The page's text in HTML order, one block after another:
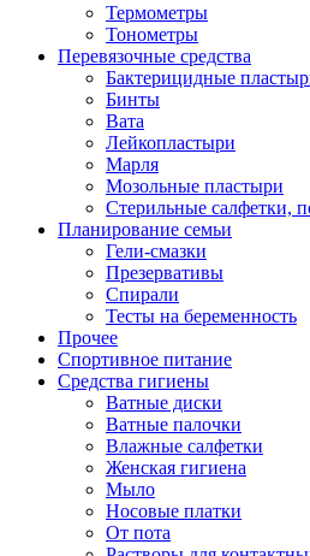
Термометры
Тонометры
Перевязочные средства
Бактерицидные
Бинты
Вата
Лейкопластыри
Марля
Мозольные пластыри
Стерильные салфетки,
Планирование семьи
Гели-смазки
Презервативы
Спирали
Тесты на беременность
Прочее
Спортивное питание
Средства гигиены
Ватные диски
Ватные палочки
Влажные салфетки
Женская гигиена
Мыло
Носовые платки
От пота